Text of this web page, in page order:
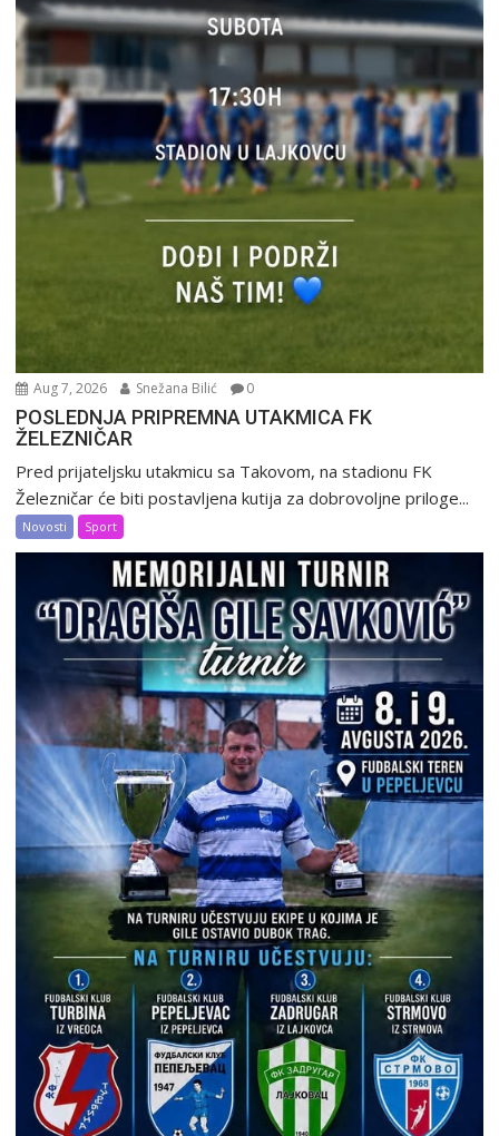
Aug 7, 2026 Snežana Bilić 0
POSLEDNJA PRIPREMNA UTAKMICA FK
ŽELEZNIČAR
Pred prijateljsku utakmicu sa Takovom, na stadionu FK
Železničar će biti postavljena kutija za dobrovoljne priloge...
Novosti Sport